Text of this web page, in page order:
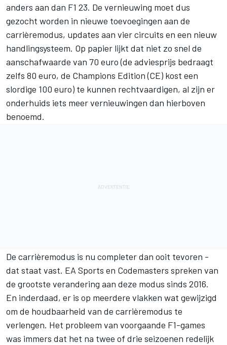
anders aan dan F1 23. De vernieuwing moet dus
gezocht worden in nieuwe toevoegingen aan de
carrièremodus, updates aan vier circuits en een nieuw
handlingsysteem. Op papier lijkt dat niet zo snel de
aanschafwaarde van 70 euro (de adviesprijs bedraagt
zelfs 80 euro, de Champions Edition (CE) kost een
slordige 100 euro) te kunnen rechtvaardigen, al zijn er
onderhuids iets meer vernieuwingen dan hierboven
benoemd.
De carrièremodus is nu completer dan ooit tevoren -
dat staat vast. EA Sports en Codemasters spreken van
de grootste verandering aan deze modus sinds 2016.
En inderdaad, er is op meerdere vlakken wat gewijzigd
om de houdbaarheid van de carrièremodus te
verlengen. Het probleem van voorgaande F1-games
was immers dat het na twee of drie seizoenen redelijk